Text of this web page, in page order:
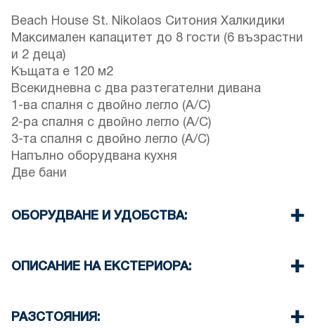
Beach House St. Nikolaos Ситония Халкидики
Максимален капацитет до 8 гости (6 възрастни
и 2 деца)
Къщата е 120 м2
Всекидневна с два разтегателни дивана
1-ва спалня с двойно легло (A/C)
2-ра спалня с двойно легло (A/C)
3-та спалня с двойно легло (A/C)
Напълно оборудвана кухня
Две бани
ОБОРУДВАНЕ И УДОБСТВА:
Три Климатика
Пералня
ОПИСАНИЕ НА ЕКСТЕРИОРА:
Осигурени паркоместа за гостите на къщата
РАЗСТОЯНИЯ: